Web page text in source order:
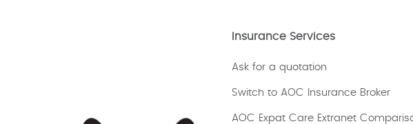
Insurance Services
Ask for a quotation
Switch to AOC Insurance Broker
AOC Expat Care Extranet